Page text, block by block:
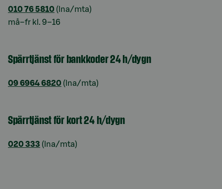
010 76 5810 (lna/mta)
må–fr kl. 9–16
Spärrtjänst för bankkoder 24 h/dygn
09 6964 6820 (lna/mta)
Spärrtjänst för kort 24 h/dygn
020 333 (lna/mta)